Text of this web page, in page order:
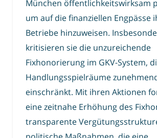
München öffentlichkeitswirksam
um auf die finanziellen Engpässe
Betriebe hinzuweisen.
kritisieren sie die unzureichende
Fixhonorierung im GKV-System,
Handlungsspielräume
einschränkt. Mit ihren Aktionen
eine zeitnahe Erhöhung des
transparente